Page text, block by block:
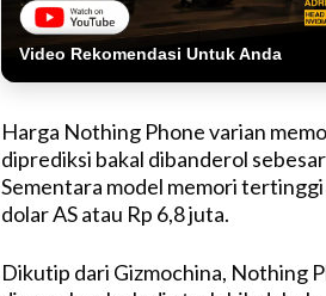
Video Rekomendasi Untuk Anda
Harga Nothing Phone varian
diprediksi bakal dibanderol
Sementara model memori
dolar AS atau Rp 6,8 juta.
Dikutip dari Gizmochina, Nothing